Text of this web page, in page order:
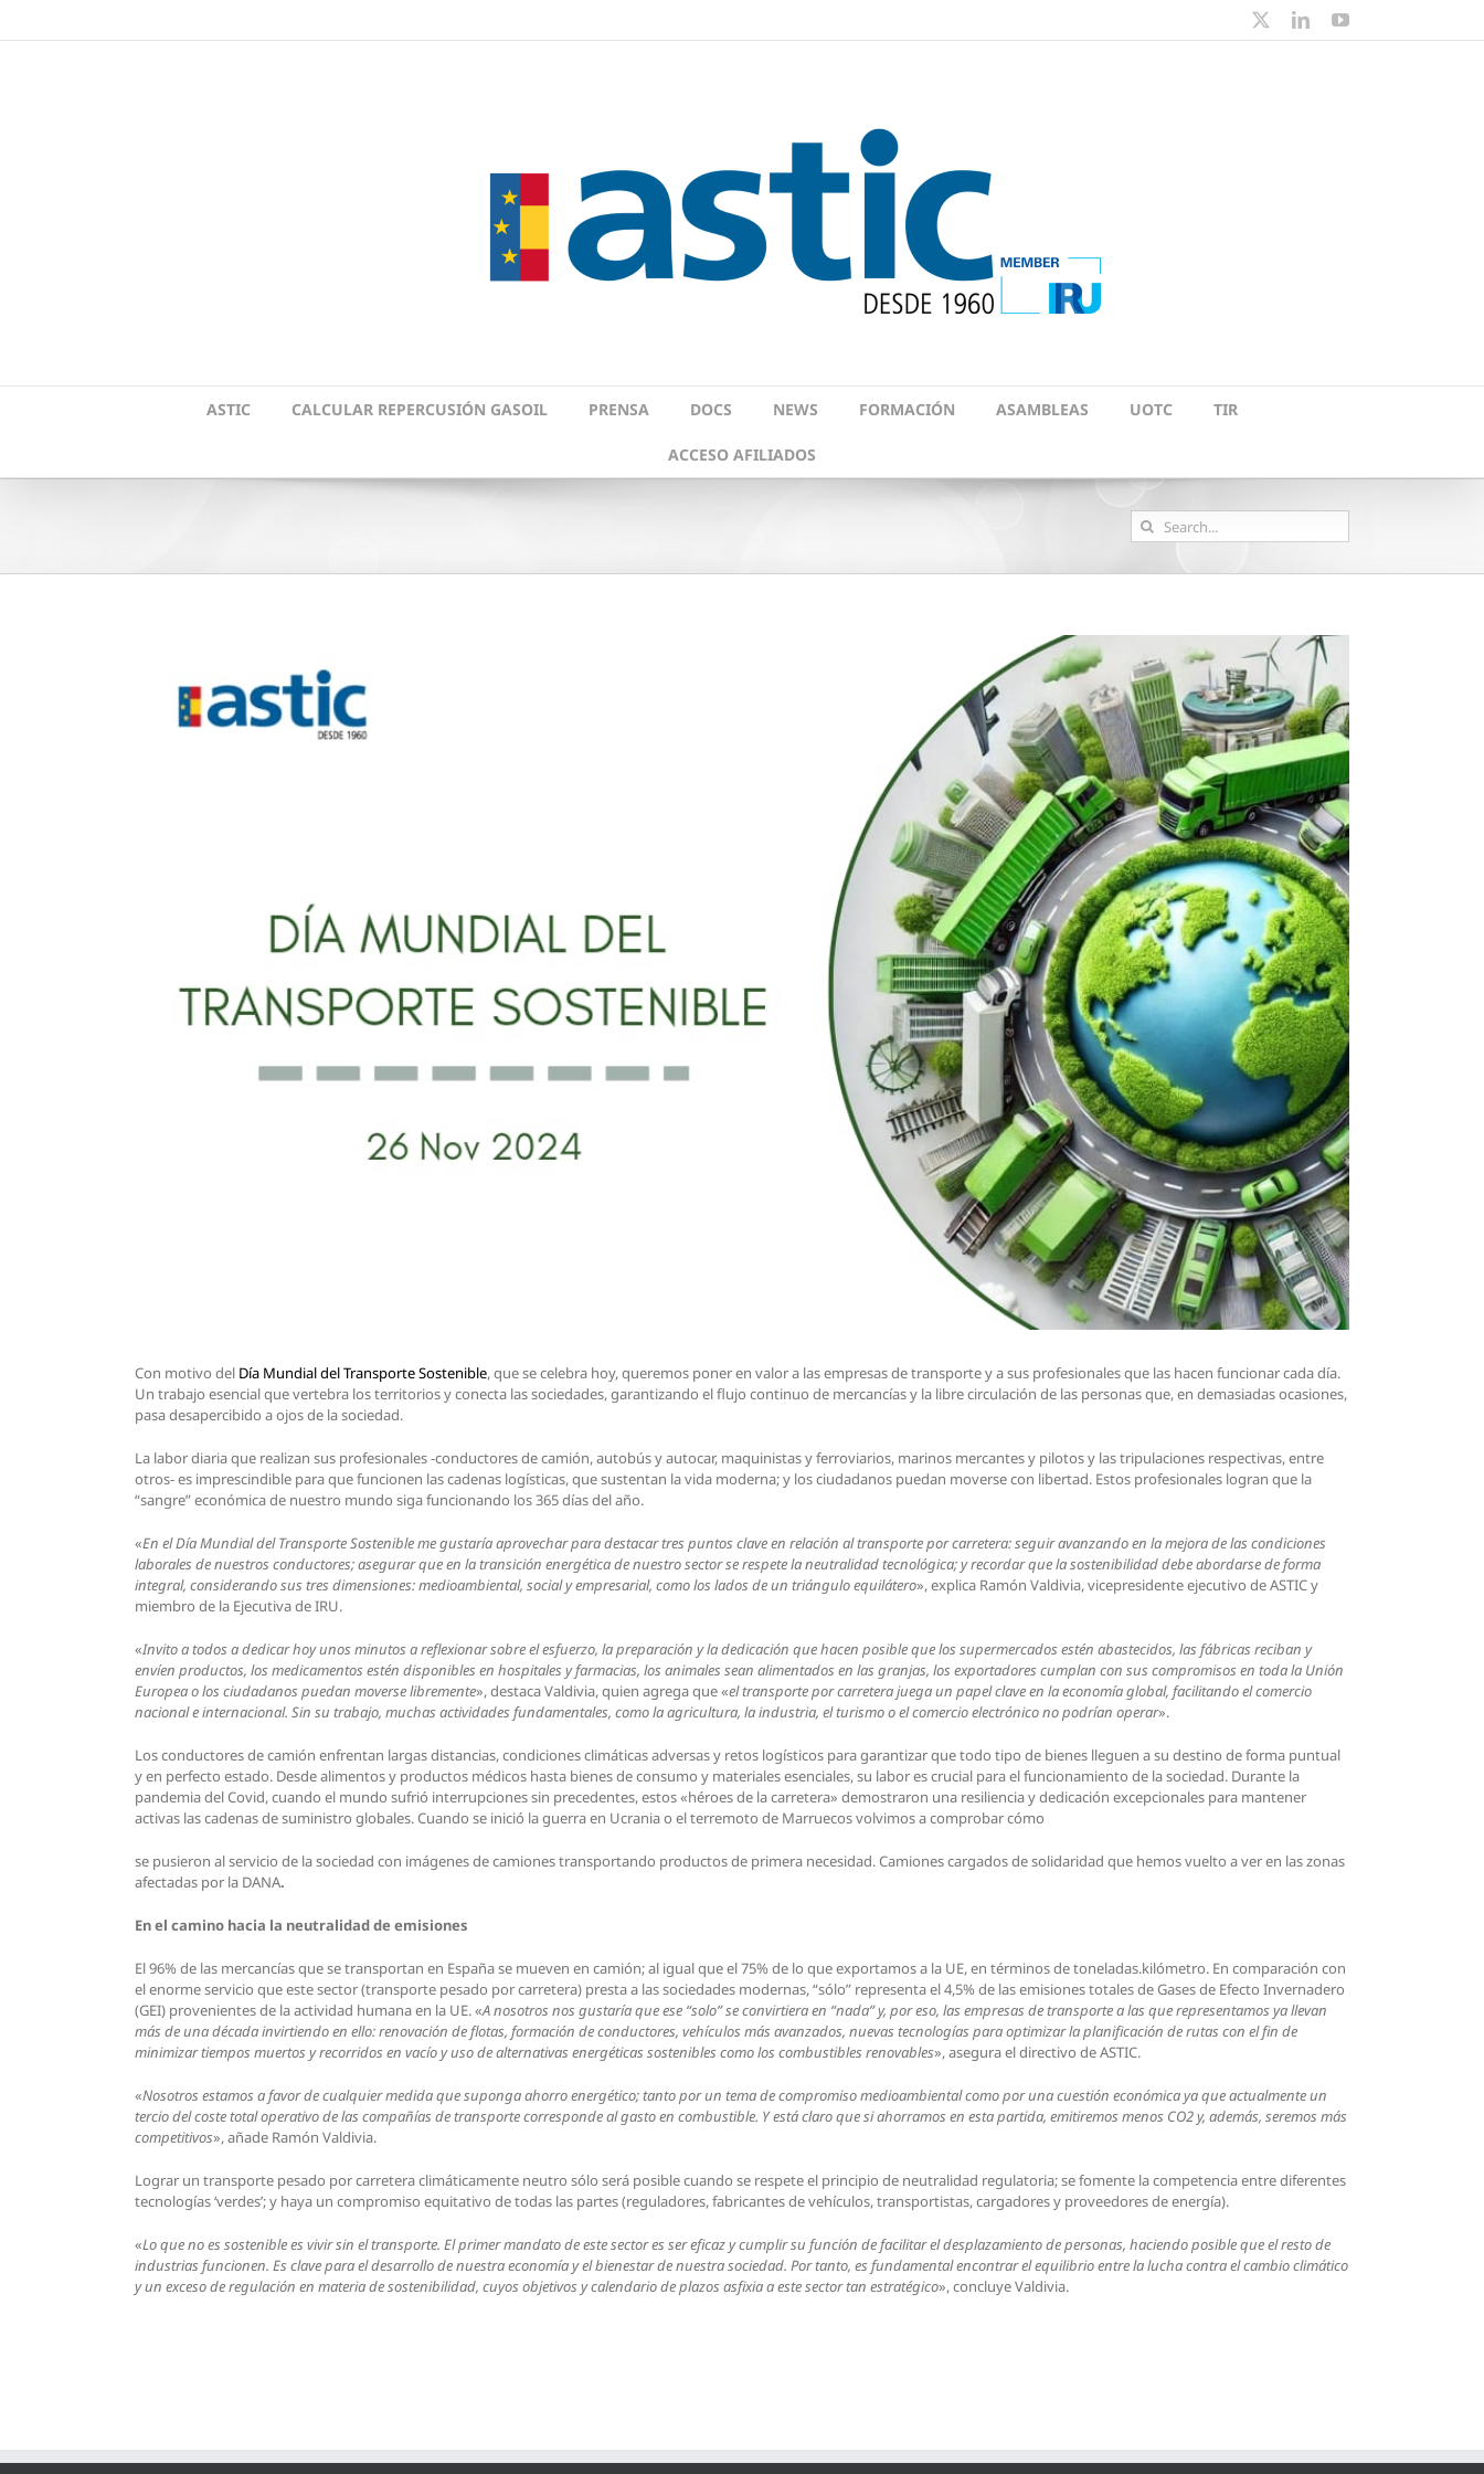
LinkedInYouTube
ASTIC CALCULAR REPERCUSIÓN GASOIL PRENSA DOCS NEWS FORMACIÓN ASAMBLEAS UOTC TIR
ACCESO AFILIADOS
Search
for:
Con motivo del Día Mundial del Transporte Sostenible, que se celebra hoy, queremos poner en valor a las empresas de transporte y a sus profesionales que las hacen funcionar cada día.
Un trabajo esencial que vertebra los territorios y conecta las sociedades, garantizando el flujo continuo de mercancías y la libre circulación de las personas que, en demasiadas ocasiones,
pasa desapercibido a ojos de la sociedad.
La labor diaria que realizan sus profesionales -conductores de camión, autobús y autocar, maquinistas y ferroviarios, marinos mercantes y pilotos y las tripulaciones respectivas, entre
otros- es imprescindible para que funcionen las cadenas logísticas, que sustentan la vida moderna; y los ciudadanos puedan moverse con libertad. Estos profesionales logran que la
“sangre” económica de nuestro mundo siga funcionando los 365 días del año.
«En el Día Mundial del Transporte Sostenible me gustaría aprovechar para destacar tres puntos clave en relación al transporte por carretera: seguir avanzando en la mejora de las condiciones
laborales de nuestros conductores; asegurar que en la transición energética de nuestro sector se respete la neutralidad tecnológica; y recordar que la sostenibilidad debe abordarse de forma
integral, considerando sus tres dimensiones: medioambiental, social y empresarial, como los lados de un triángulo equilátero», explica Ramón Valdivia, vicepresidente ejecutivo de ASTIC y
miembro de la Ejecutiva de IRU.
«Invito a todos a dedicar hoy unos minutos a reflexionar sobre el esfuerzo, la preparación y la dedicación que hacen posible que los supermercados estén abastecidos, las fábricas reciban y
envíen productos, los medicamentos estén disponibles en hospitales y farmacias, los animales sean alimentados en las granjas, los exportadores cumplan con sus compromisos en toda la Unión
Europea o los ciudadanos puedan moverse libremente», destaca Valdivia, quien agrega que «el transporte por carretera juega un papel clave en la economía global, facilitando el comercio
nacional e internacional. Sin su trabajo, muchas actividades fundamentales, como la agricultura, la industria, el turismo o el comercio electrónico no podrían operar».
Los conductores de camión enfrentan largas distancias, condiciones climáticas adversas y retos logísticos para garantizar que todo tipo de bienes lleguen a su destino de forma puntual
y en perfecto estado. Desde alimentos y productos médicos hasta bienes de consumo y materiales esenciales, su labor es crucial para el funcionamiento de la sociedad. Durante la
pandemia del Covid, cuando el mundo sufrió interrupciones sin precedentes, estos «héroes de la carretera» demostraron una resiliencia y dedicación excepcionales para mantener
activas las cadenas de suministro globales. Cuando se inició la guerra en Ucrania o el terremoto de Marruecos volvimos a comprobar cómo
se pusieron al servicio de la sociedad con imágenes de camiones transportando productos de primera necesidad. Camiones cargados de solidaridad que hemos vuelto a ver en las zonas
afectadas por la DANA.
En el camino hacia la neutralidad de emisiones
El 96% de las mercancías que se transportan en España se mueven en camión; al igual que el 75% de lo que exportamos a la UE, en términos de toneladas.kilómetro. En comparación con
el enorme servicio que este sector (transporte pesado por carretera) presta a las sociedades modernas, “sólo” representa el 4,5% de las emisiones totales de Gases de Efecto Invernadero
(GEI) provenientes de la actividad humana en la UE. «A nosotros nos gustaría que ese “solo” se convirtiera en “nada” y, por eso, las empresas de transporte a las que representamos ya llevan
más de una década invirtiendo en ello: renovación de flotas, formación de conductores, vehículos más avanzados, nuevas tecnologías para optimizar la planificación de rutas con el fin de
minimizar tiempos muertos y recorridos en vacío y uso de alternativas energéticas sostenibles como los combustibles renovables», asegura el directivo de ASTIC.
«Nosotros estamos a favor de cualquier medida que suponga ahorro energético; tanto por un tema de compromiso medioambiental como por una cuestión económica ya que actualmente un
tercio del coste total operativo de las compañías de transporte corresponde al gasto en combustible. Y está claro que si ahorramos en esta partida, emitiremos menos CO2 y, además, seremos más
competitivos», añade Ramón Valdivia.
Lograr un transporte pesado por carretera climáticamente neutro sólo será posible cuando se respete el principio de neutralidad regulatoria; se fomente la competencia entre diferentes
tecnologías ‘verdes’; y haya un compromiso equitativo de todas las partes (reguladores, fabricantes de vehículos, transportistas, cargadores y proveedores de energía).
«Lo que no es sostenible es vivir sin el transporte. El primer mandato de este sector es ser eficaz y cumplir su función de facilitar el desplazamiento de personas, haciendo posible que el resto de
industrias funcionen. Es clave para el desarrollo de nuestra economía y el bienestar de nuestra sociedad. Por tanto, es fundamental encontrar el equilibrio entre la lucha contra el cambio climático
y un exceso de regulación en materia de sostenibilidad, cuyos objetivos y calendario de plazos asfixia a este sector tan estratégico», concluye Valdivia.